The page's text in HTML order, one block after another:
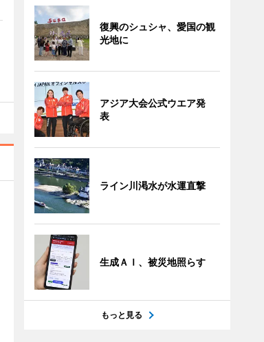
復興のシュシャ、愛国の観
光地に
アジア大会公式ウエア発
表
ライン川渇水が水運直撃
生成ＡＩ、被災地照らす
もっと見る